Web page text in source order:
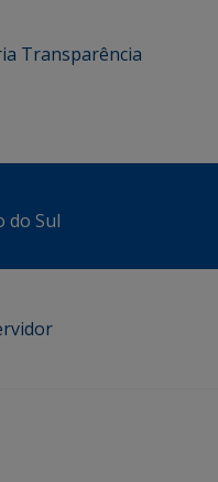
Transparência
do Sul